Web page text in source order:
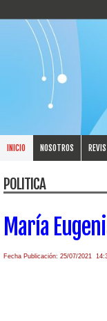
INICIO NOSOTROS
POLITICA
María
Fecha Publicación: 25/07/2021